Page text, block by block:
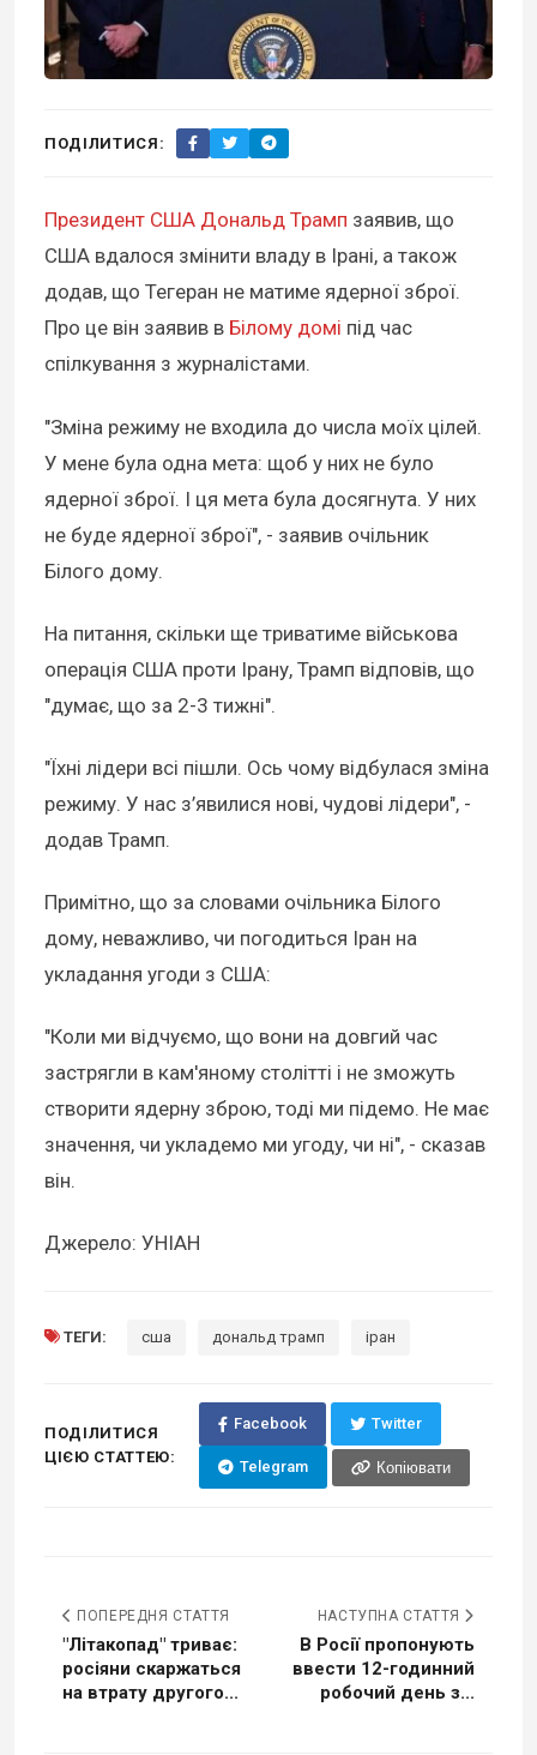
ПОДІЛИТИСЯ:
Президент США Дональд Трамп заявив, що
США вдалося змінити владу в Ірані, а також
додав, що Тегеран не матиме ядерної зброї.
Про це він заявив в Білому домі під час
спілкування з журналістами.
"Зміна режиму не входила до числа моїх цілей.
У мене була одна мета: щоб у них не було
ядерної зброї. І ця мета була досягнута. У них
не буде ядерної зброї", - заявив очільник
Білого дому.
На питання, скільки ще триватиме військова
операція США проти Ірану, Трамп відповів, що
"думає, що за 2-3 тижні".
"Їхні лідери всі пішли. Ось чому відбулася зміна
режиму. У нас з’явилися нові, чудові лідери", -
додав Трамп.
Примітно, що за словами очільника Білого
дому, неважливо, чи погодиться Іран на
укладання угоди з США:
"Коли ми відчуємо, що вони на довгий час
застрягли в кам'яному столітті і не зможуть
створити ядерну зброю, тоді ми підемо. Не має
значення, чи укладемо ми угоду, чи ні", - сказав
він.
Джерело: УНІАН
ТЕГИ: сша дональд трамп іран
ПОДІЛИТИСЯ
ЦІЄЮ СТАТТЕЮ:
Facebook Twitter
Telegram Копіювати
ПОПЕРЕДНЯ СТАТТЯ
"Літакопад" триває:
росіяни скаржаться
на втрату другого...
НАСТУПНА СТАТТЯ
В Росії пропонують
ввести 12-годинний
робочий день з...